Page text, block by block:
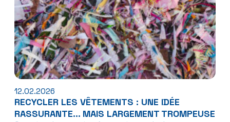
12.02.2026
RECYCLER LES VÊTEMENTS : UNE IDÉE
RASSURANTE… MAIS LARGEMENT TROMPEUSE